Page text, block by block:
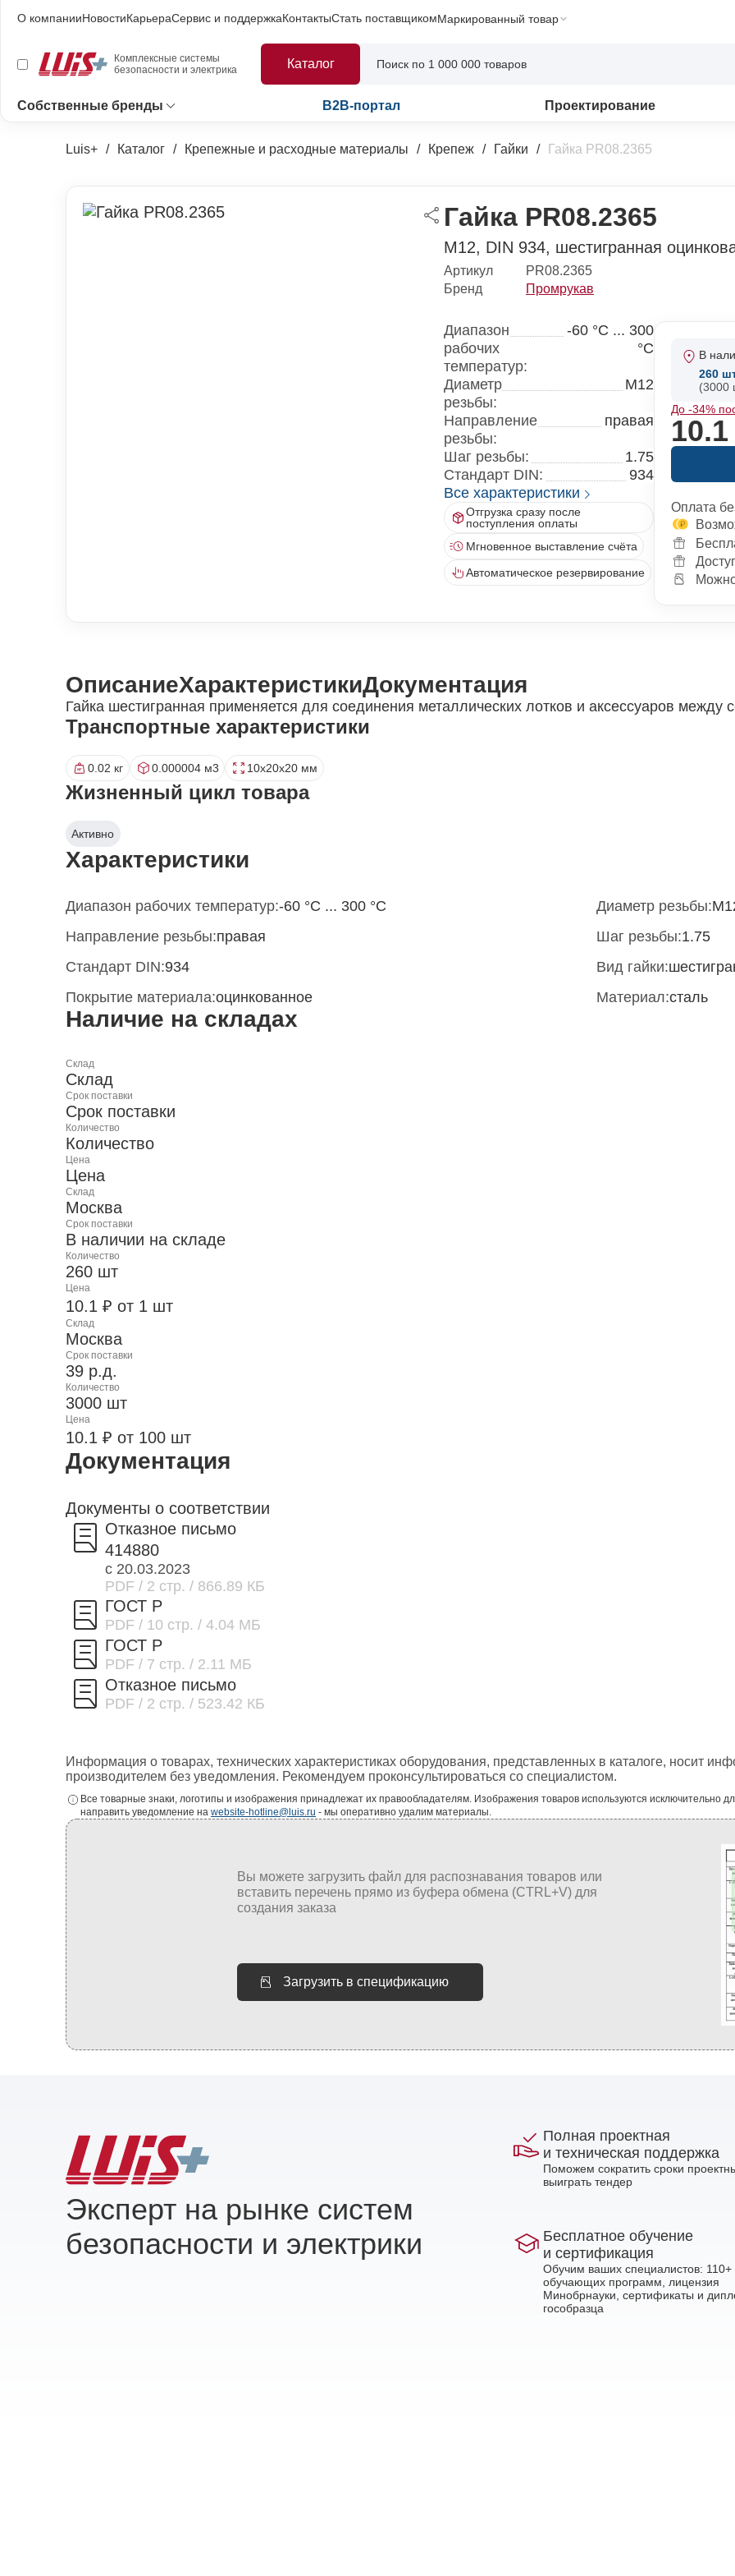
О компанииНовостиКарьераСервис и поддержкаКонтактыСтать поставщикомМаркированный товар
Комплексные системы
безопасности и электрика
Каталог
Собственные бренды B2B-портал Проектирование
Luis+ Каталог Крепежные и расходные материалы Крепеж Гайки Гайка PR08.2365
Гайка PR08.2365
М12, DIN 934, шестигранная
Артикул
PR08.2365
Бренд
Промрукав
Диапазон
рабочих
температур:
-60 °С ... 300
°С
Диаметр
резьбы:
M12
Направление
резьбы:
правая
Шаг резьбы:
1.75
Стандарт DIN:
934
Все характеристики
Отгрузка сразу после
поступления оплаты
Мгновенное выставление счёта
Автоматическое резервирование
В
260
(3000
До -34%
Оплата
Можно
ОписаниеХарактеристикиДокументация
Гайка шестигранная применяется для соединения металлических лотков и аксессуаров между
Транспортные характеристики
0.02 кг 0.000004 м3 10x20x20 мм
Жизненный цикл товара
Активно
Характеристики
Диапазон рабочих температур:-60 °С ... 300 °С Диаметр резьбы:
Направление резьбы:правая Шаг резьбы:1.75
Стандарт DIN:934 Вид гайки:
Покрытие материала:оцинкованное Материал:сталь
Наличие на складах
Склад
Склад
Срок поставки
Срок поставки
Количество
Количество
Цена
Цена
Склад
Москва
Срок поставки
В наличии на складе
Количество
260 шт
Цена
10.1 ₽ от 1 шт
Склад
Москва
Срок поставки
39 р.д.
Количество
3000 шт
Цена
10.1 ₽ от 100 шт
Документация
Документы о соответствии
Отказное письмо
414880
с 20.03.2023
PDF / 2 стр. / 866.89 КБ
ГОСТ Р
PDF / 10 стр. / 4.04 МБ
ГОСТ Р
PDF / 7 стр. / 2.11 МБ
Отказное письмо
PDF / 2 стр. / 523.42 КБ
Информация о товарах, технических характеристиках оборудования, представленных в каталоге, носит
производителем без уведомления. Рекомендуем проконсультироваться со специалистом.
Все товарные знаки, логотипы и изображения принадлежат их правообладателям. Изображения товаров используются
направить уведомление на website-hotline@luis.ru - мы оперативно удалим материалы.
Загрузить в спецификацию
Эксперт на рынке систем
безопасности и электрики
Полная проектная
и техническая поддержка
Поможем сократить сроки
выиграть тендер
Бесплатное обучение
и сертификация
Обучим ваших специалистов: 110+
обучающих программ, лицензия
Минобрнауки, сертификаты и
гособразца